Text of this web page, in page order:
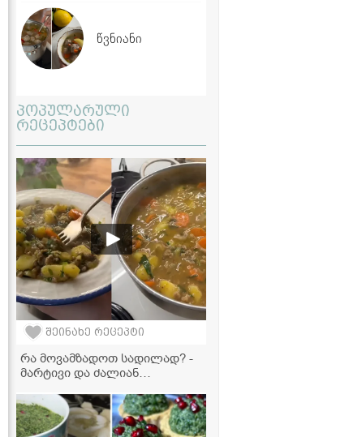
წვნიანი
პოპულარული
რეცეპტები
შეინახე რეცეპტი
რა მოვამზადოთ სადილად? -
მარტივი და ძალიან
რეცეპტი